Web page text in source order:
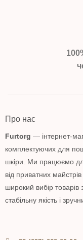
Про нас
Furtorg — інтернет-
комплектуючих для
шкіри. Ми працюємо
від приватних
широкий вибір
стабільну якість і